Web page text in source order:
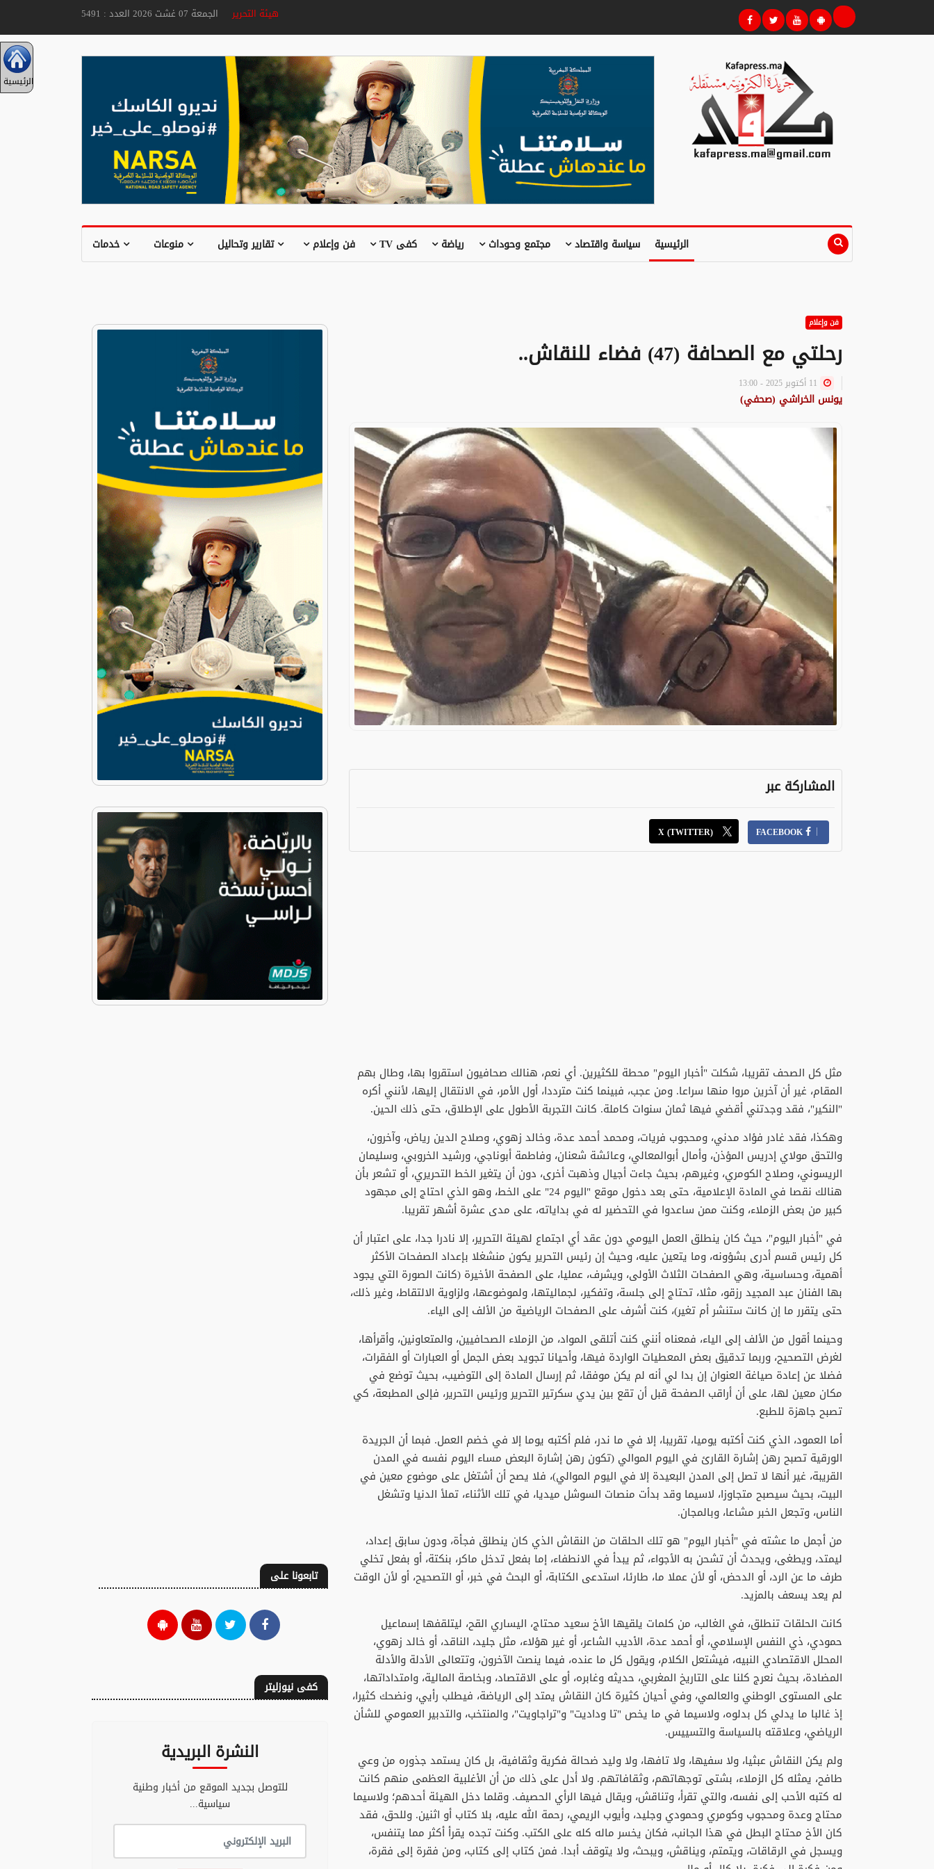
هيئة التحريرالجمعة 07 غشت 2026 العدد : 5491
الرئيسية سياسة واقتصاد مجتمع وحوداث رياضة كفى TV فن وإعلام تقارير وتحاليل منوعات خدمات
الرئيسية
فن وإعلام
رحلتي مع الصحافة (47) فضاء للنقاش..
يونس الخراشي (صحفي)
المشاركة عبر
FACEBOOK
X (TWITTER)
مثل كل الصحف تقريبا، شكلت "أخبار اليوم" محطة للكثيرين. أي نعم، هنالك صحافيون استقروا بها، وطال بهم
المقام، غير أن آخرين مروا منها سراعا. ومن عجب، فبينما كنت مترددا، أول الأمر، في الانتقال إليها، لأنني أكره
"النكير"، فقد وجدتني أقضي فيها ثمان سنوات كاملة. كانت التجربة الأطول على الإطلاق، حتى ذلك الحين.
وهكذا، فقد غادر فؤاد مدني، ومحجوب فريات، ومحمد أحمد عدة، وخالد زهوي، وصلاح الدين رياض، وآخرون،
والتحق مولاي إدريس المؤذن، وأمال أبوالمعالي، وعائشة شعنان، وفاطمة أبوناجي، ورشيد الخروبي، وسليمان
الريسوني، وصلاح الكومري، وغيرهم، بحيث جاءت أجيال وذهبت أخرى، دون أن يتغير الخط التحريري، أو تشعر بأن
هنالك نقصا في المادة الإعلامية، حتى بعد دخول موقع "اليوم 24" على الخط، وهو الذي احتاج إلى مجهود
كبير من بعض الزملاء، وكنت ممن ساعدوا في التحضير له في بداياته، على مدى عشرة أشهر تقريبا.
في "أخبار اليوم"، حيث كان ينطلق العمل اليومي دون عقد أي اجتماع لهيئة التحرير، إلا نادرا جدا، على اعتبار أن
كل رئيس قسم أدرى بشؤونه، وما يتعين عليه، وحيث إن رئيس التحرير يكون منشغلا بإعداد الصفحات الأكثر
أهمية، وحساسية، وهي الصفحات الثلاث الأولى، ويشرف، عمليا، على الصفحة الأخيرة (كانت الصورة التي يجود
بها الفنان عبد المجيد رزقو، مثلا، تحتاج إلى جلسة، وتفكير، لجماليتها، ولموضوعها، ولزاوية الالتقاط، وغير ذلك،
حتى يتقرر ما إن كانت ستنشر أم تغير)، كنت أشرف على الصفحات الرياضية من الألف إلى الياء.
وحينما أقول من الألف إلى الياء، فمعناه أنني كنت أتلقى المواد، من الزملاء الصحافيين، والمتعاونين، وأقرأها،
لغرض التصحيح، وربما تدقيق بعض المعطيات الواردة فيها، وأحيانا تجويد بعض الجمل أو العبارات أو الفقرات،
فضلا عن إعادة صياغة العنوان إن بدا لي أنه لم يكن موفقا، ثم إرسال المادة إلى التوضيب، بحيث توضع في
مكان معين لها، على أن أراقب الصفحة قبل أن تقع بين يدي سكرتير التحرير ورئيس التحرير، فإلى المطبعة، كي
تصبح جاهزة للطبع.
أما العمود، الذي كنت أكتبه يوميا، تقريبا، إلا في ما ندر، فلم أكتبه يوما إلا في خضم العمل. فبما أن الجريدة
الورقية تصبح رهن إشارة القارئ في اليوم الموالي (تكون رهن إشارة البعض مساء اليوم نفسه في المدن
القريبة، غير أنها لا تصل إلى المدن البعيدة إلا في اليوم الموالي)، فلا يصح أن أشتغل على موضوع معين في
البيت، بحيث سيصبح متجاوزا، لاسيما وقد بدأت منصات السوشل ميديا، في تلك الأثناء، تملأ الدنيا وتشغل
الناس، وتجعل الخبر مشاعا، وبالمجان.
من أجمل ما عشته في "أخبار اليوم" هو تلك الحلقات من النقاش الذي كان ينطلق فجأة، ودون سابق إعداد،
ليمتد، ويطغى، ويحدث أن تشحن به الأجواء، ثم يبدأ في الانطفاء، إما بفعل تدخل ماكر، بنكتة، أو بفعل تخلي
طرف ما عن الرد، أو الدحض، أو لأن عملا ما، طارئا، استدعى الكتابة، أو البحث في خبر، أو التصحيح، أو لأن الوقت
لم يعد يسعف بالمزيد.
كانت الحلقات تنطلق، في الغالب، من كلمات يلقيها الأخ سعيد محتاج، اليساري القح، ليتلقفها إسماعيل
حمودي، ذي النفس الإسلامي، أو أحمد عدة، الأديب الشاعر، أو غير هؤلاء، مثل جليد، الناقد، أو خالد زهوي،
المحلل الاقتصادي النبيه، فيشتعل الكلام، ويقول كل ما عنده، فيما ينصت الآخرون، وتتعالى الأدلة والأدلة
المضادة، بحيث نعرج كلنا على التاريخ المغربي، حديثه وغابره، أو على الاقتصاد، وبخاصة المالية، وامتداداتها،
على المستوى الوطني والعالمي، وفي أحيان كثيرة كان النقاش يمتد إلى الرياضة، فيطلب رأيي، ونضحك كثيرا،
إذ غالبا ما يدلي كل بدلوه، ولاسيما في ما يخص "تا وداديت" و"تراجاويت"، والمنتخب، والتدبير العمومي للشأن
الرياضي، وعلاقته بالسياسة والتسييس.
ولم يكن النقاش عبثيا، ولا سفيها، ولا تافها، ولا وليد ضحالة فكرية وثقافية، بل كان يستمد جذوره من وعي
طافح، يمثله كل الزملاء، بشتى توجهاتهم، وثقافاتهم. ولا أدل على ذلك من أن الأغلبية العظمى منهم كانت
له كتبه الأحب إلى نفسه، والتي تقرأ، وتناقش، ويقال فيها الرأي الحصيف. وقلما دخل الهيئة أحدهم؛ ولاسيما
محتاج وعدة ومحجوب وكومري وحمودي وجليد، وأيوب الريمي، رحمة الله عليه، بلا كتاب أو اثنين. وللحق، فقد
كان الأخ محتاج البطل في هذا الجانب، فكان يخسر ماله كله على الكتب. وكنت تجده يقرأ أكثر مما يتنفس،
ويسجل في الرقاقات، ويتمتم، ويناقش، ويبحث، ولا يتوقف أبدا. فمن كتاب إلى كتاب، ومن فقرة إلى فقرة،
تابعونا على
كفى نيوزليتر
النشرة البريدية
للتوصل بجديد الموقع من أخبار وطنية
سياسية...